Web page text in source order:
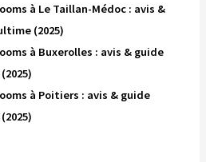
à Le Taillan-Médoc : avis &
(2025)
à Buxerolles : avis & guide
à Poitiers : avis & guide